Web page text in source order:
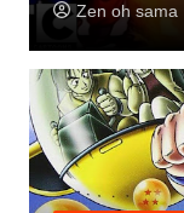
Zen oh sama